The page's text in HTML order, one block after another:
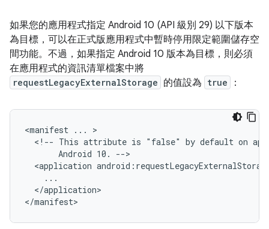
如果您的應用程式指定 Android 10 (API 級別 29) 以下版本
為目標，可以在正式版應用程式中暫時停用限定範圍儲存空
間功能。不過，如果指定 Android 10 版本為目標，則必須
在應用程式的資訊清單檔案中將
requestLegacyExternalStorage 的值設為 true ：
<manifest ...
<!-- This attribute is "false" by default on
Android 10.
<application
</application>
</manifest>